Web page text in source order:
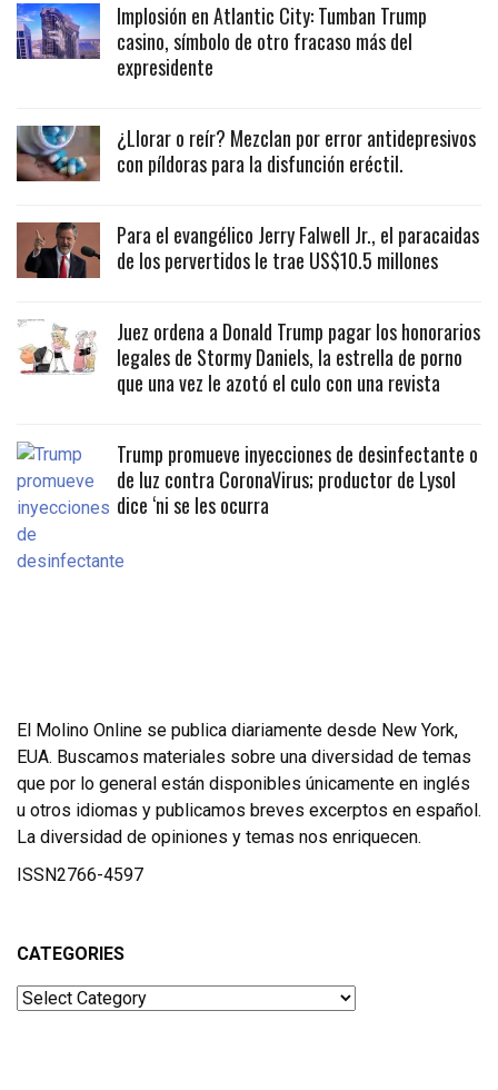
Implosión en Atlantic City: Tumban Trump
casino, símbolo de otro fracaso más del
expresidente
¿Llorar o reír? Mezclan por error antidepresivos
con píldoras para la disfunción eréctil.
Para el evangélico Jerry Falwell Jr., el paracaidas
de los pervertidos le trae US$10.5 millones
Juez ordena a Donald Trump pagar los honorarios
legales de Stormy Daniels, la estrella de porno
que una vez le azotó el culo con una revista
Trump promueve inyecciones de desinfectante o
de luz contra CoronaVirus; productor de Lysol
dice ‘ni se les ocurra
El Molino Online se publica diariamente desde New York,
EUA. Buscamos materiales sobre una diversidad de temas
que por lo general están disponibles únicamente en inglés
u otros idiomas y publicamos breves excerptos en español.
La diversidad de opiniones y temas nos enriquecen.
ISSN2766-4597
CATEGORIES
Categories